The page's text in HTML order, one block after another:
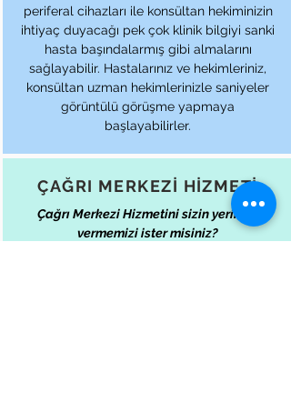
periferal cihazları ile konsültan hekiminizin
ihtiyaç duyacağı pek çok klinik bilgiyi sanki
hasta başındalarmış gibi almalarını
sağlayabilir. Hastalarınız ve hekimleriniz,
konsültan uzman hekimlerinizle saniyeler
görüntülü görüşme yapmaya
başlayabilirler.
ÇAĞRI MERKEZİ HİZMETİ
Çağrı Merkezi Hizmetini sizin yerinize
vermemizi ister misiniz?